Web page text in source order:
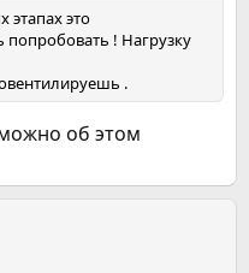
этапах это
! Нагрузку
.
об этом